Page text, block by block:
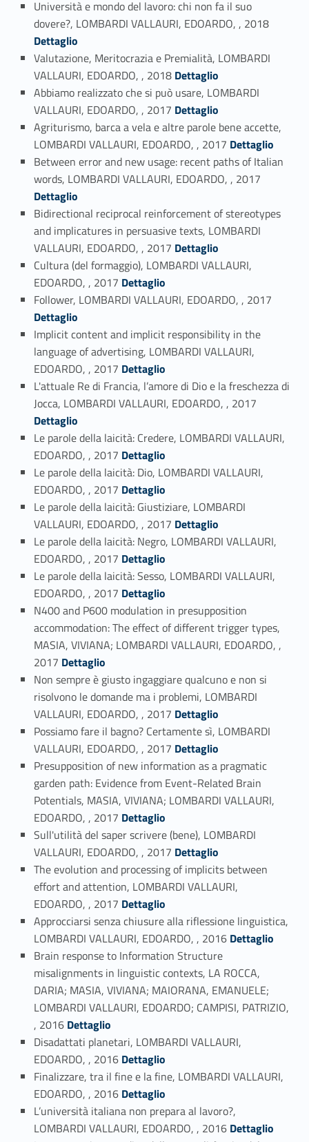
Università e mondo del lavoro: chi non fa il suo
dovere?, LOMBARDI VALLAURI, EDOARDO, , 2018
Dettaglio
Valutazione, Meritocrazia e Premialità, LOMBARDI
VALLAURI, EDOARDO, , 2018 Link identifier #identifier_person_33291-81
Dettaglio
Abbiamo realizzato che si può usare, LOMBARDI
VALLAURI, EDOARDO, , 2017 Link identifier #identifier_person_40371-82
Dettaglio
Agriturismo, barca a vela e altre parole bene accette,
LOMBARDI VALLAURI, EDOARDO, , 2017 Link identifier #identifier_person_81309-83
Dettaglio
Between error and new usage: recent paths of Italian
words, LOMBARDI VALLAURI, EDOARDO, , 2017
Dettaglio
Bidirectional reciprocal reinforcement of stereotypes
and implicatures in persuasive texts, LOMBARDI
VALLAURI, EDOARDO, , 2017 Link identifier #identifier_person_129963-85
Dettaglio
Cultura (del formaggio), LOMBARDI VALLAURI,
EDOARDO, , 2017Link identifier #identifier_person_181986-86
Dettaglio
Follower, LOMBARDI VALLAURI, EDOARDO, , 2017
Dettaglio
Implicit content and implicit responsibility in the
language of advertising, LOMBARDI VALLAURI,
EDOARDO, , 2017 Link identifier #identifier_person_47731-88
Dettaglio
L'attuale Re di Francia, l’amore di Dio e la freschezza di
Jocca, LOMBARDI VALLAURI, EDOARDO, , 2017
Dettaglio
Le parole della laicità: Credere, LOMBARDI VALLAURI,
EDOARDO, , 2017 Link identifier #identifier_person_24202-90
Dettaglio
Le parole della laicità: Dio, LOMBARDI VALLAURI,
EDOARDO, , 2017 Link identifier #identifier_person_62511-91
Dettaglio
Le parole della laicità: Giustiziare, LOMBARDI
VALLAURI, EDOARDO, , 2017 Link identifier #identifier_person_127774-92
Dettaglio
Le parole della laicità: Negro, LOMBARDI VALLAURI,
EDOARDO, , 2017 Link identifier #identifier_person_56691-93
Dettaglio
Le parole della laicità: Sesso, LOMBARDI VALLAURI,
EDOARDO, , 2017 Link identifier #identifier_person_2562-94
Dettaglio
N400 and P600 modulation in presupposition
accommodation: The effect of different trigger types,
MASIA, VIVIANA; LOMBARDI VALLAURI, EDOARDO, ,
2017 Link identifier #identifier_person_39273-95
Dettaglio
Non sempre è giusto ingaggiare qualcuno e non si
risolvono le domande ma i problemi, LOMBARDI
VALLAURI, EDOARDO, , 2017 Link identifier #identifier_person_130634-96
Dettaglio
Possiamo fare il bagno? Certamente sì, LOMBARDI
VALLAURI, EDOARDO, , 2017 Link identifier #identifier_person_181753-97
Dettaglio
Presupposition of new information as a pragmatic
garden path: Evidence from Event-Related Brain
Potentials, MASIA, VIVIANA; LOMBARDI VALLAURI,
EDOARDO, , 2017Link identifier #identifier_person_22841-98Dettaglio
Sull'utilità del saper scrivere (bene), LOMBARDI
VALLAURI, EDOARDO, , 2017Link identifier #identifier_person_189485-99Dettaglio
The evolution and processing of implicits between
effort and attention, LOMBARDI VALLAURI,
EDOARDO, , 2017 Link identifier #identifier_person_61669-100
Dettaglio
Approcciarsi senza chiusure alla riflessione linguistica,
LOMBARDI VALLAURI, EDOARDO, , 2016 Link identifier #identifier_person_198144-101
Dettaglio
Brain response to Information Structure
misalignments in linguistic contexts, LA ROCCA,
DARIA; MASIA, VIVIANA; MAIORANA, EMANUELE;
LOMBARDI VALLAURI, EDOARDO; CAMPISI, PATRIZIO,
, 2016 Link identifier #identifier_person_161086-102
Dettaglio
Disadattati planetari, LOMBARDI VALLAURI,
EDOARDO, , 2016 Link identifier #identifier_person_141817-103
Dettaglio
Finalizzare, tra il fine e la fine, LOMBARDI VALLAURI,
EDOARDO, , 2016 Link identifier #identifier_person_63559-104
Dettaglio
L’università italiana non prepara al lavoro?,
LOMBARDI VALLAURI, EDOARDO, , 2016 Link identifier #identifier_person_68997-105
Dettaglio